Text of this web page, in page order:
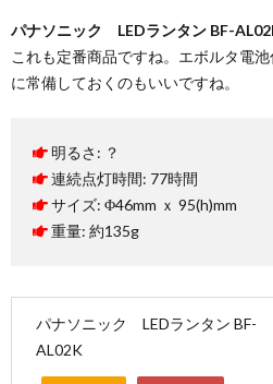
パナソニック LEDランタン BF-
これも定番商品ですね。エボルタ電
に常備しておくのもいいですね。
明るさ: ？
連続点灯時間: 77時間
サイズ: Φ46mm ｘ 95(h)mm
重量: 約135g
パナソニック LEDランタン BF-
AL02K